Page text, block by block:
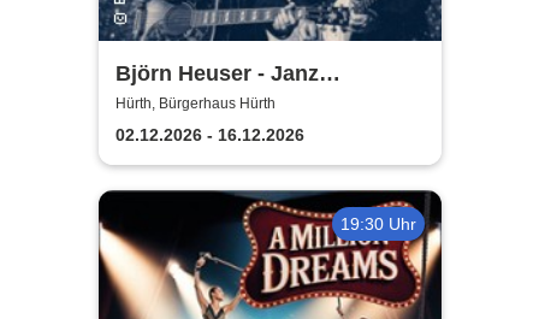
Björn Heuser - Janz
besinnlich
Hürth, Bürgerhaus Hürth
02.12.2026 - 16.12.2026
19:30 Uhr